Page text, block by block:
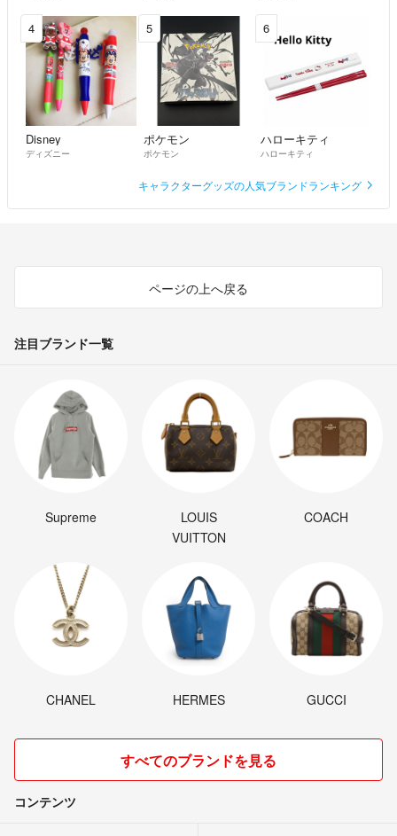
4
Disney
ディズニー
5
ポケモン
ポケモン
6
ハローキティ
ハローキティ
キャラクターグッズの人気ブランドランキング
ページの上へ戻る
注目ブランド一覧
Supreme
LOUIS
VUITTON
COACH
CHANEL HERMES GUCCI
すべてのブランドを見る
コンテンツ